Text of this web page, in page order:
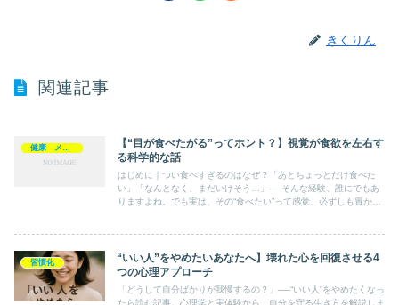
きくりん
関連記事
健康 メンタルヘルス
【“目が食べたがる”ってホント？】視覚が食欲を左右す
る科学的な話
はじめに｜つい食べすぎるのはなぜ？「あとちょっとだけ食べた
い」「なんとなく、まだいけそう…」──そんな経験、誰にでもあ
りますよね。でも実は、その“食べたい”って感覚、必ずしも胃から
習慣化
“いい人”をやめたいあなたへ】壊れた心を回復させる4
つの心理アプローチ
「どうして自分ばかりが我慢するの？」──“いい人”をやめたくなっ
たら読む記事。心理学と実体験から、自分を守る生き方を解説しま